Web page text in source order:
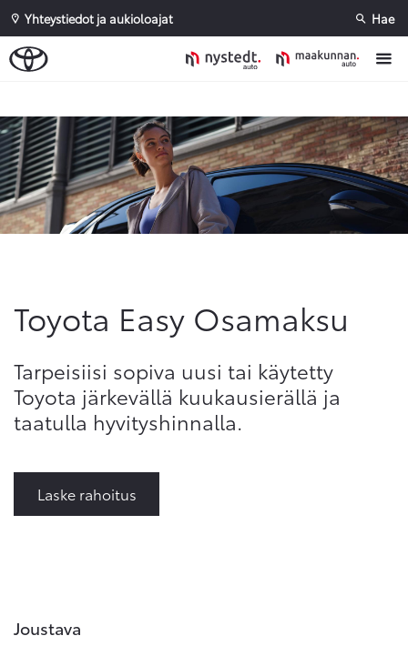
Yhteystiedot ja aukioloajat Hae
Toyota Easy Osamaksu
Tarpeisiisi sopiva uusi tai käytetty
Toyota järkevällä kuukausierällä ja
taatulla hyvityshinnalla.
Laske rahoitus
Joustava